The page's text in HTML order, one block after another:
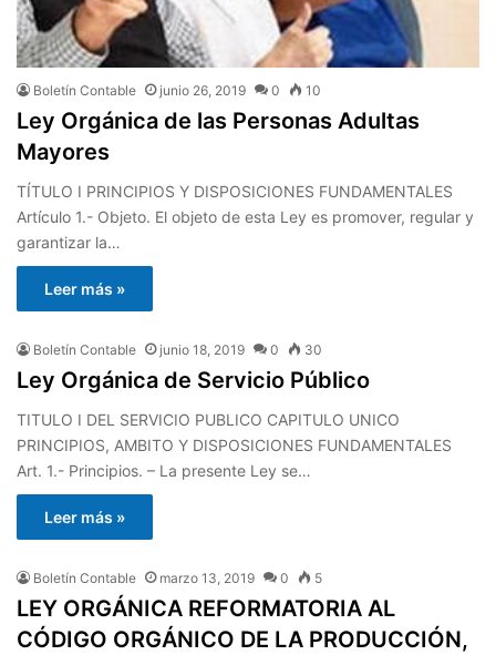
Boletín Contable junio 26, 2019 0 10
Ley Orgánica de las Personas Adultas
Mayores
TÍTULO I PRINCIPIOS Y DISPOSICIONES FUNDAMENTALES
Artículo 1.- Objeto. El objeto de esta Ley es promover, regular y
garantizar la…
Leer más »
Boletín Contable junio 18, 2019 0 30
Ley Orgánica de Servicio Público
TITULO I DEL SERVICIO PUBLICO CAPITULO UNICO
PRINCIPIOS, AMBITO Y DISPOSICIONES FUNDAMENTALES
Art. 1.- Principios. – La presente Ley se…
Leer más »
Boletín Contable marzo 13, 2019 0 5
LEY ORGÁNICA REFORMATORIA AL
CÓDIGO ORGÁNICO DE LA PRODUCCIÓN,